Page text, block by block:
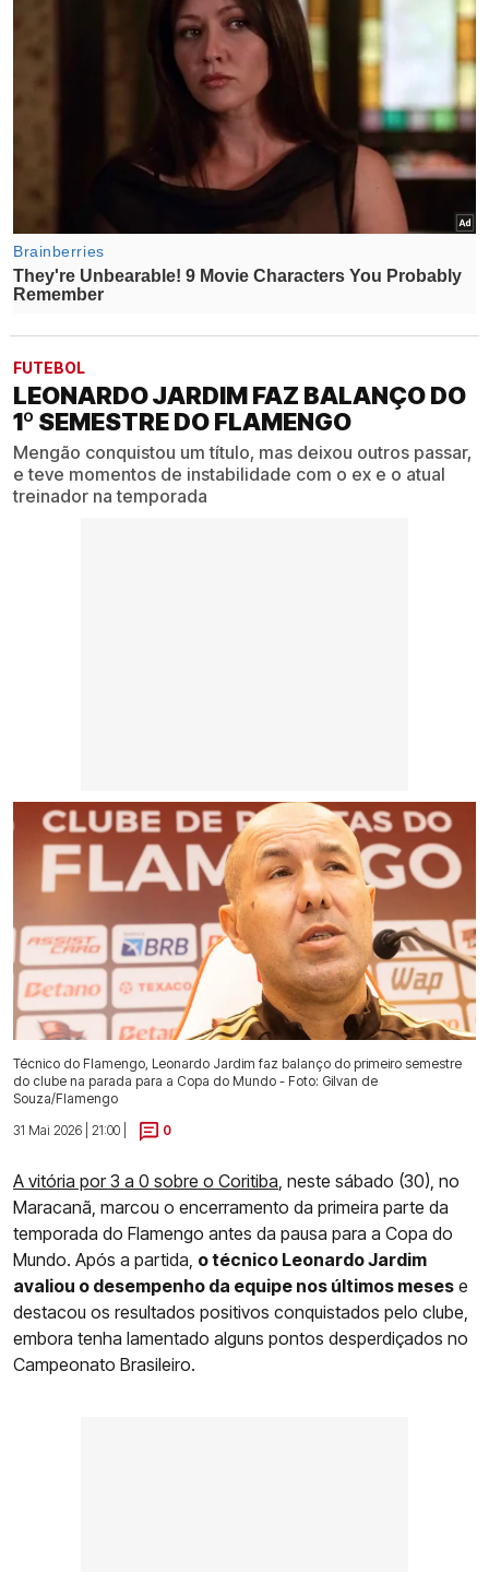
FUTEBOL
LEONARDO JARDIM FAZ BALANÇO DO
1º SEMESTRE DO FLAMENGO
Mengão conquistou um título, mas deixou outros passar,
e teve momentos de instabilidade com o ex e o atual
treinador na temporada
Técnico do Flamengo, Leonardo Jardim faz balanço do primeiro semestre
do clube na parada para a Copa do Mundo - Foto: Gilvan de
Souza/Flamengo
31 Mai 2026 | 21:00 |
0
A vitória por 3 a 0 sobre o Coritiba , neste sábado (30), no
Maracanã, marcou o encerramento da primeira parte da
temporada do Flamengo antes da pausa para a Copa do
Mundo. Após a partida, o técnico Leonardo Jardim
avaliou o desempenho da equipe nos últimos meses e
destacou os resultados positivos conquistados pelo clube,
embora tenha lamentado alguns pontos desperdiçados no
Campeonato Brasileiro.